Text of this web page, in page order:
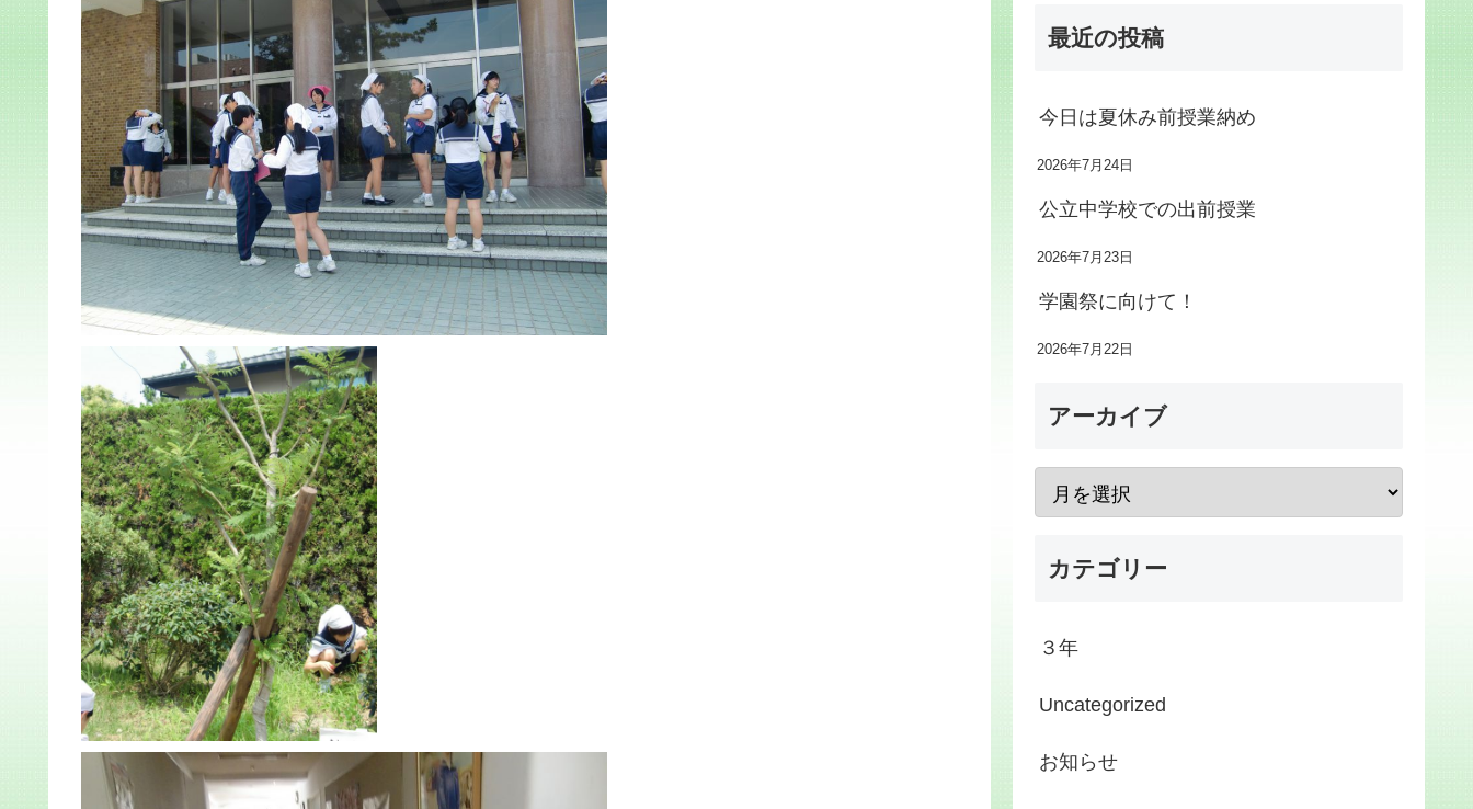
最近の投稿
今日は夏休み前授業納め
2026年7月24日
公立中学校での出前授業
2026年7月23日
学園祭に向けて！
2026年7月22日
アーカイブ
カテゴリー
３年
Uncategorized
お知らせ